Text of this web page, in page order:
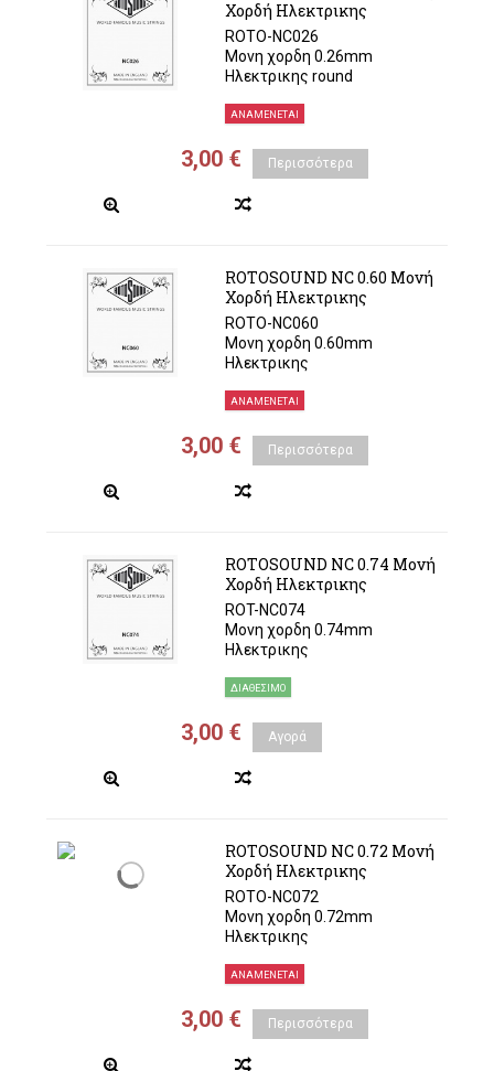
Χορδή Ηλεκτρικης
ROTO-NC026
Μονη χορδη 0.26mm
Ηλεκτρικης round
ΑΝΑΜΈΝΕΤΑΙ
3,00 € Περισσότερα
ROTOSOUND NC 0.60 Μονή
Χορδή Ηλεκτρικης
ROTO-NC060
Μονη χορδη 0.60mm
Ηλεκτρικης
ΑΝΑΜΈΝΕΤΑΙ
3,00 € Περισσότερα
ROTOSOUND NC 0.74 Μονή
Χορδή Ηλεκτρικης
ROT-NC074
Μονη χορδη 0.74mm
Ηλεκτρικης
ΔΙΑΘΈΣΙΜΟ
3,00 € Αγορά
ROTOSOUND NC 0.72 Μονή
Χορδή Ηλεκτρικης
ROTO-NC072
Μονη χορδη 0.72mm
Ηλεκτρικης
ΑΝΑΜΈΝΕΤΑΙ
3,00 € Περισσότερα